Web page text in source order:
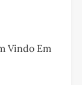
Vindo Em